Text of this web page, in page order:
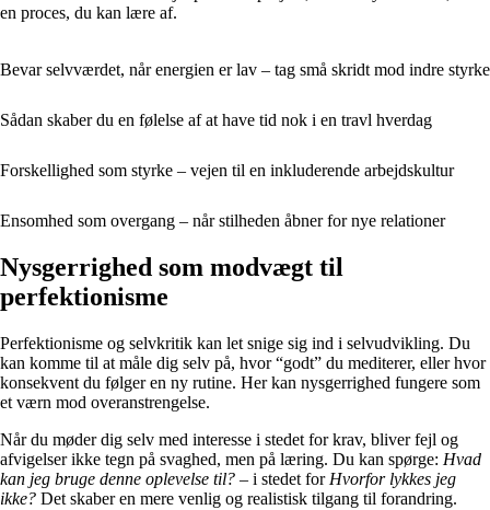
en proces, du kan lære af.
Bevar selvværdet, når energien er lav – tag små skridt mod indre styrke
Sådan skaber du en følelse af at have tid nok i en travl hverdag
Forskellighed som styrke – vejen til en inkluderende arbejdskultur
Ensomhed som overgang – når stilheden åbner for nye relationer
Nysgerrighed som modvægt til
perfektionisme
Perfektionisme og selvkritik kan let snige sig ind i selvudvikling. Du
kan komme til at måle dig selv på, hvor “godt” du mediterer, eller hvor
konsekvent du følger en ny rutine. Her kan nysgerrighed fungere som
et værn mod overanstrengelse.
Når du møder dig selv med interesse i stedet for krav, bliver fejl og
afvigelser ikke tegn på svaghed, men på læring. Du kan spørge: Hvad
kan jeg bruge denne oplevelse til? – i stedet for Hvorfor lykkes jeg
ikke? Det skaber en mere venlig og realistisk tilgang til forandring.